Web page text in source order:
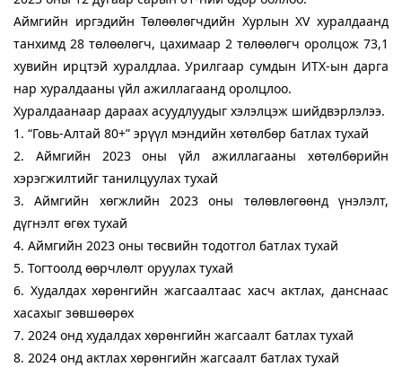
Аймгийн иргэдийн Төлөөлөгчдийн Хурлын XV хуралдаанд
танхимд 28 төлөөлөгч, цахимаар 2 төлөөлөгч оролцож 73,1
хувийн ирцтэй хуралдлаа. Урилгаар сумдын ИТХ-ын дарга
нар хуралдааны үйл ажиллагаанд оролцлоо.
Хуралдаанаар дараах асуудлуудыг хэлэлцэж шийдвэрлэлээ.
1. “Говь-Алтай 80+” эрүүл мэндийн хөтөлбөр батлах тухай
2. Аймгийн 2023 оны үйл ажиллагааны хөтөлбөрийн
хэрэгжилтийг танилцуулах тухай
3. Аймгийн хөгжлийн 2023 оны төлөвлөгөөнд үнэлэлт,
дүгнэлт өгөх тухай
4. Аймгийн 2023 оны төсвийн тодотгол батлах тухай
5. Тогтоолд өөрчлөлт оруулах тухай
6. Худалдах хөрөнгийн жагсаалтаас хасч актлах, данснаас
хасахыг зөвшөөрөх
7. 2024 онд худалдах хөрөнгийн жагсаалт батлах тухай
8. 2024 онд актлах хөрөнгийн жагсаалт батлах тухай